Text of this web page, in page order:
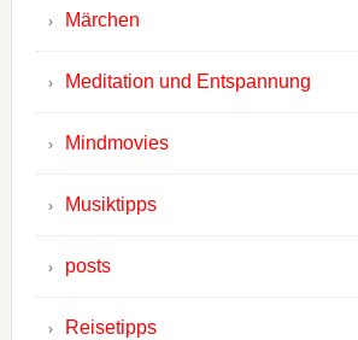
Märchen
Meditation und Entspannung
Mindmovies
Musiktipps
posts
Reisetipps